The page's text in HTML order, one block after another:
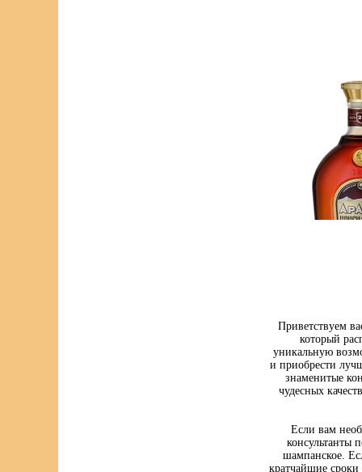
Приветствуем
который
уникальную
и приобрести
знаменитые
чудесных
Если вам
консультанты
шампанское.
кратчайшие